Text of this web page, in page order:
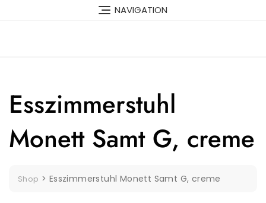
NAVIGATION
Esszimmerstuhl
Monett Samt G, creme
Shop > Esszimmerstuhl Monett Samt G, creme